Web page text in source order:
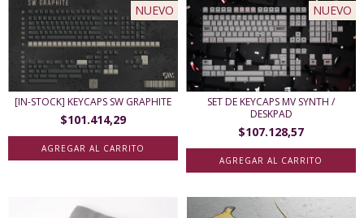
NUEVO
[IN-STOCK] KEYCAPS SW GRAPHITE
$101.414,29
NUEVO
SET DE KEYCAPS MV SYNTH /
DESKPAD
$107.128,57
AGREGAR AL CARRITO